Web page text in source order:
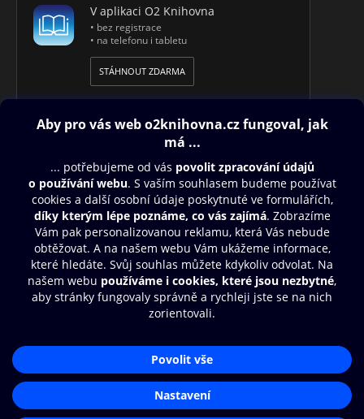
V aplikaci O2 Knihovna
• bez registrace
• na telefonu i tabletu
STÁHNOUT ZDARMA
Obsah ke stažení
Moje O2 Knihovna
Další zábava
© O2 Czech Republic a.s.
Zásady zpracování osobních údajůAplikace O2 Knihovna
Čti a poslouchej své e-knihy a
audioknihy rychleji a pohodlněji.